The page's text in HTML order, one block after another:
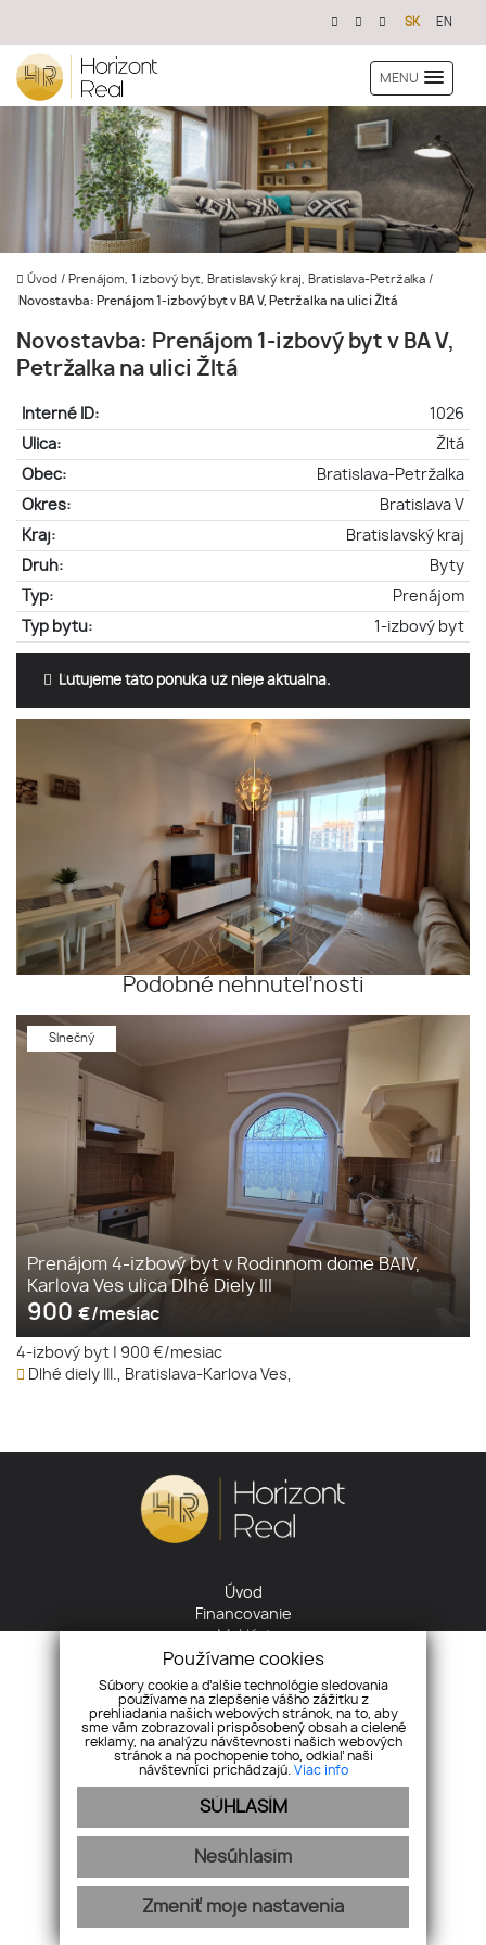
SK EN
MENU
Úvod / Prenájom, 1 izbový byt, Bratislavský kraj, Bratislava-Petržalka /
Novostavba: Prenájom 1-izbový byt v BA V, Petržalka na ulici Žltá
Novostavba: Prenájom 1-izbový byt v BA V,
Petržalka na ulici Žltá
Interné ID:
1026
Ulica:
Žltá
Obec:
Bratislava-Petržalka
Okres:
Bratislava V
Kraj:
Bratislavský kraj
Druh:
Byty
Typ:
Prenájom
Typ bytu:
1-izbový byt
Ľutujeme táto ponuka už nieje aktuálna.
Podobné nehnuteľnosti
Slnečný
Prenájom 4-izbový byt v Rodinnom dome BAIV,
Karlova Ves ulica Dlhé Diely III
900 €/mesiac
4-izbový byt
900 €/mesiac
Dlhé diely III., Bratislava-Karlova Ves,
Úvod
Financovanie
Makléri
Cookies
GDPR
Reklamačný poriadok
Kontakt
+421 905 422 485
info@horizontreal.sk
Pridajte si nás
Používame cookies
Súbory cookie a ďalšie technológie sledovania
používame na zlepšenie vášho zážitku z
prehliadania našich webových stránok, na to, aby
sme vám zobrazovali prispôsobený obsah a cielené
reklamy, na analýzu návštevnosti našich webových
stránok a na pochopenie toho, odkiaľ naši
návštevníci prichádzajú. Viac info
SÚHLASÍM
Nesúhlasím
Zmeniť moje nastavenia